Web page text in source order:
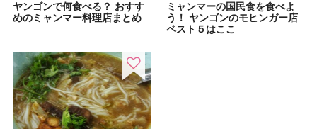
ヤンゴンで何食べる？ おすす
めのミャンマー料理店まとめ
ミャンマーの国民食を食べよ
う！ ヤンゴンのモヒンガー店
ベスト５はここ